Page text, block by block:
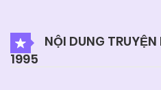
NỘI DUNG
1995